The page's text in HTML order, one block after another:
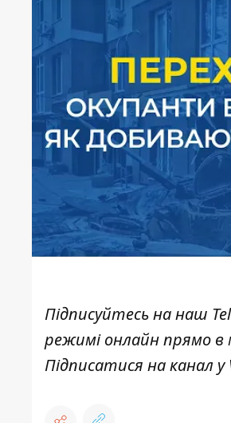
Підписуйтесь на наш
режимі онлайн прямо в
Підписатися на канал